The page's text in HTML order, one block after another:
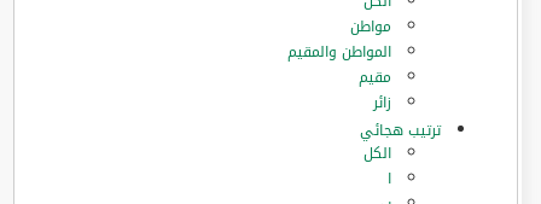
مواطن
المواطن والمقيم
مقيم
زائر
ترتيب هجائي
الكل
ا